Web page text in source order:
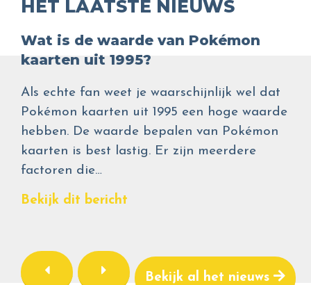
HET LAATSTE NIEUWS
Wat is de waarde van Pokémon
kaarten uit 1995?
Als echte fan weet je waarschijnlijk wel dat
Pokémon kaarten uit 1995 een hoge waarde
hebben. De waarde bepalen van Pokémon
kaarten is best lastig. Er zijn meerdere
factoren die…
Bekijk dit bericht
Bekijk al het nieuws